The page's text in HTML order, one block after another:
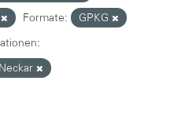
Formate:
GPKG